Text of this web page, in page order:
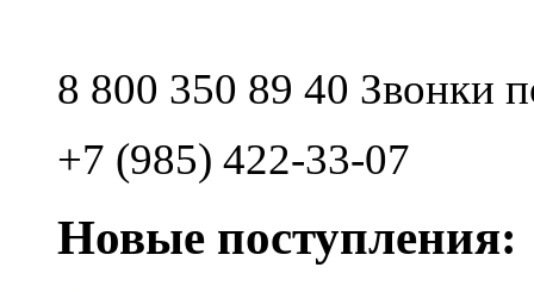
8 800 350 89 40 Звонки
+7 (985) 422-33-07
Новые поступления: